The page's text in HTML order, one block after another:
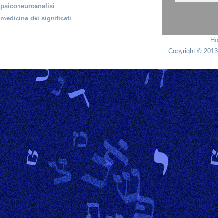
psiconeuroanalisi
medicina dei significati
Copyright ©